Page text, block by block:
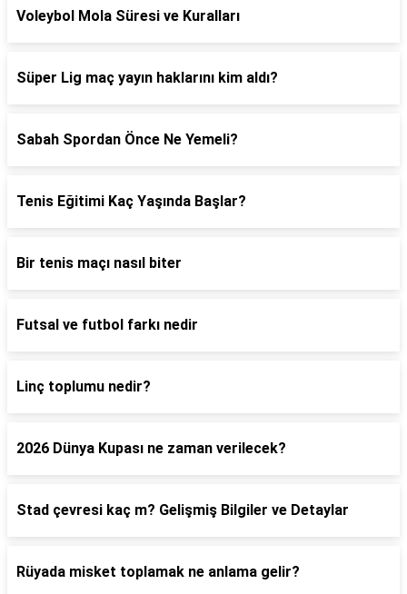
Voleybol Mola Süresi ve Kuralları
Süper Lig maç yayın haklarını kim aldı?
Sabah Spordan Önce Ne Yemeli?
Tenis Eğitimi Kaç Yaşında Başlar?
Bir tenis maçı nasıl biter
Futsal ve futbol farkı nedir
Linç toplumu nedir?
2026 Dünya Kupası ne zaman verilecek?
Stad çevresi kaç m? Gelişmiş Bilgiler ve Detaylar
Rüyada misket toplamak ne anlama gelir?